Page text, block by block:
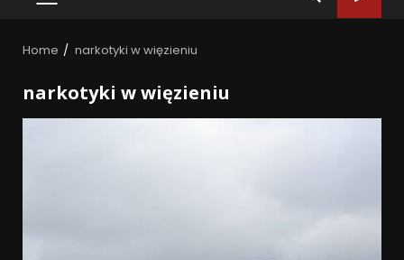
Home narkotyki w więzieniu
narkotyki w więzieniu